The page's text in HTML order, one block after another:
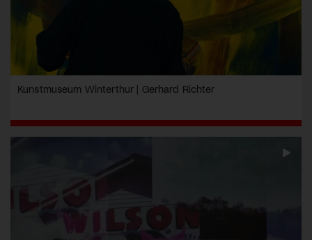
Kunstmuseum Winterthur | Gerhard Richter